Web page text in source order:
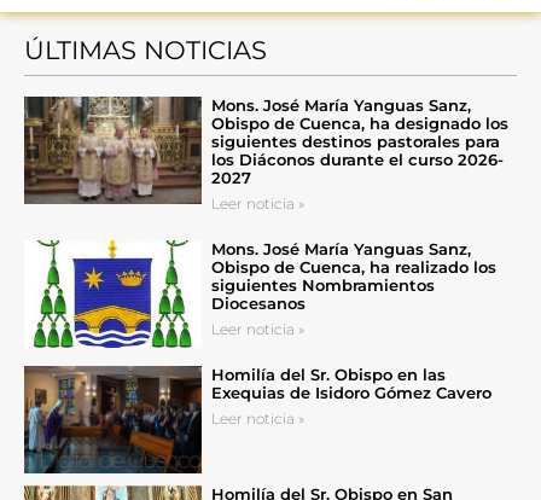
ÚLTIMAS NOTICIAS
Mons. José María Yanguas Sanz,
Obispo de Cuenca, ha designado los
siguientes destinos pastorales para
los Diáconos durante el curso 2026-
2027
Leer noticia »
Mons. José María Yanguas Sanz,
Obispo de Cuenca, ha realizado los
siguientes Nombramientos
Diocesanos
Leer noticia »
Homilía del Sr. Obispo en las
Exequias de Isidoro Gómez Cavero
Leer noticia »
Homilía del Sr. Obispo en San